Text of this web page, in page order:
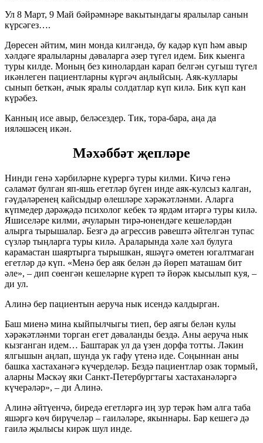
Ул 8 Март, 9 Май бәйрәмнәре вакытындагы яралылар санын
күрсәгез….
Дөресен әйтим, мин монда килгәндә, бу кадәр күп һәм авыр
хәлдәге яралыларны дәваларга әзер түгел идем. Бик кыенга
туры килде. Моның без кинолардан карап белгән сугыш түгел
икәнлеген пациентларны күргәч аңлыйсың. Аяк-куллары
сынып беткән, ачык яралы солдатлар күп килә. Бик күп кан
күрәбез.
Канның исе авыр, беләсездер. Тик, тора-бара, аңа да
ияләшәсең икән.
Мәхәббәт җепләре
Нинди генә хәрбиләрне күрергә туры килми. Кичә генә
сәламәт булган яп-яшь егетләр бүген инде аяк-кулсыз калган,
гәүдәләренең кайсыдыр өлешләре хәрәкәтләнми. Аларга
күпмедер дәрәҗәдә психолог кебек тә ярдәм итәргә туры килә.
Яшиселәре килми, ачуларын тирә-юнендәге кешеләрдән
алырга тырышалар. Безгә дә агрессив рәвештә әйтелгән тупас
сүзләр тыңларга туры килә. Араларында хәле хәл булуга
карамастан шаяртырга тырышкан, яшәүгә өметен югалтмаган
егетләр дә күп. «Менә бер аяк белән дә йөреп маташам бит
әле», – дип сөенгән кешеләрне күреп тә йөрәк кысылып куя, –
ди ул.
Алинә бер пациентын аеруча нык исендә калдырган.
Баш миенә мина кыйпылчыгы тиеп, бер аягы белән кулы
хәрәкәтләнми торган егет дәваланды бездә. Аны аеруча нык
кызганган идем… Баштарак ул да үзен дорфа тотты. Ләкин
ялгышын аңлап, шунда ук гафу үтенә иде. Соңыннан аны
башка хастаханәгә күчерделәр. Бездә пациентлар озак тормый,
аларны Мәскәү яки Санкт-Петербургтагы хастаханәләргә
күчерәләр», – ди Алинә.
Алинә әйтүенчә, биредә егетләргә иң зур терәк һәм алга таба
яшәргә көч бирүчеләр – гаиләләре, якыннары. Бар кешегә дә
гаилә җылысы кирәк шул инде.